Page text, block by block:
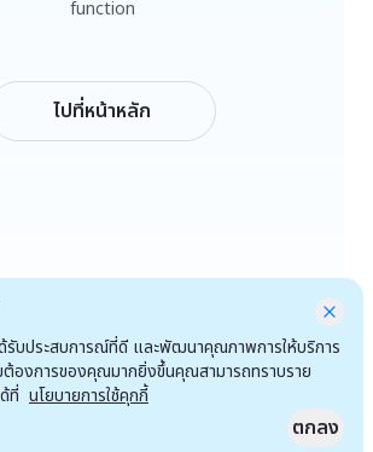
function
ไปที่หน้าหลัก
ด้รับประสบการณ์ที่ดี และพัฒนาคุณภาพการให้บริการ
ต้องการของคุณมากยิ่งขึ้นคุณสามารถทราบราย
ที่ นโยบายการใช้คุกกี้
ตกลง